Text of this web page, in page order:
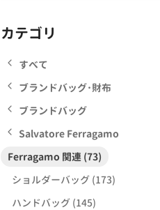
カテゴリ
すべて
ブランドバッグ･財布
ブランドバッグ
Salvatore Ferragamo
Ferragamo 関連 (73)
ショルダーバッグ (173)
ハンドバッグ (145)